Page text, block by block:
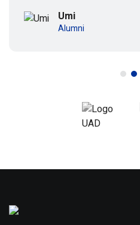
Umi
Alumni